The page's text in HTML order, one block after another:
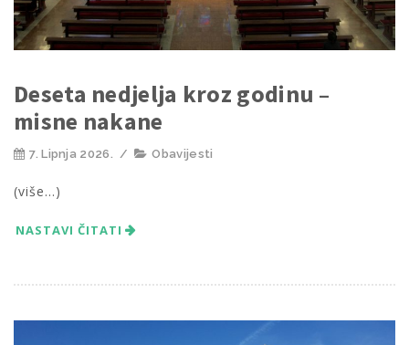
Deseta nedjelja kroz godinu –
misne nakane
7. Lipnja 2026. / Obavijesti
(više…)
NASTAVI ČITATI